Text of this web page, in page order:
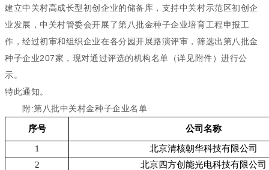
建立中关村高成长型初创企业的储备库，支持中关村示范区初创企
业发展，中关村管委会开展了第八批金种子企业培育工程申报工
作，经过初审和组织企业在各分园开展路演评审，筛选出第八批金
种子企业207家，现对通过评选的机构名单（详见附件）进行公
示。
特此通知。
附:第八批中关村金种子企业名单
序号 公司名称
1
北京清核朝华科技有限公司
2
北京四方创能光电科技有限公司